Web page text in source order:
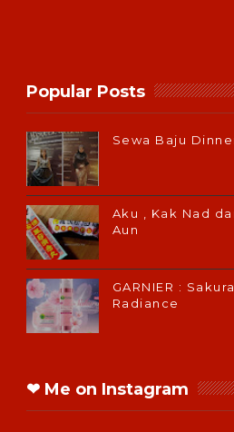
Popular Posts
Sewa Baju
Aku , Kak Nad
Aun
GARNIER :
Radiance
❤ Me on Instagram